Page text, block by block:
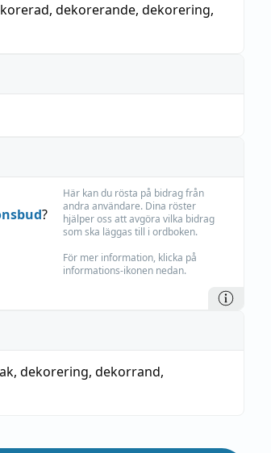
, dekorerande, dekorering,
?
Här kan du rösta på bidrag från
andra användare. Dina röster
hjälper oss att avgöra vilka bidrag
som ska läggas till i ordboken.
För mer information, klicka på
informations-ikonen nedan.
, dekorering, dekorrand,